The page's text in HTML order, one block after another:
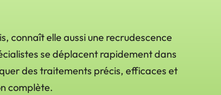
connaît elle aussi une recrudescence
se déplacent rapidement dans
des traitements précis, efficaces et
complète.